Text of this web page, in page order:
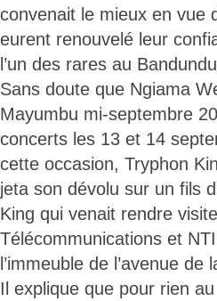
convenait le mieux en vue
eurent renouvelé leur
l’un des rares au
Sans doute que Ngiama
Mayumbu mi-septembre
concerts les 13 et 14
cette occasion, Tryphon
jeta son dévolu sur un fils
King qui venait rendre
Télécommunications et
l’immeuble de l’avenue
Il explique que pour rien